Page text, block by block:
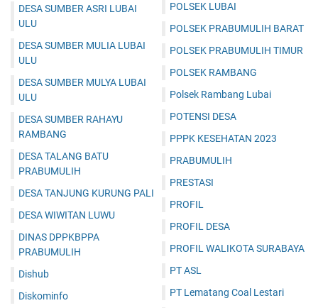
DESA SUMBER ASRI LUBAI
ULU
DESA SUMBER MULIA LUBAI
ULU
DESA SUMBER MULYA LUBAI
ULU
DESA SUMBER RAHAYU
RAMBANG
DESA TALANG BATU
PRABUMULIH
DESA TANJUNG KURUNG PALI
DESA WIWITAN LUWU
DINAS DPPKBPPA
PRABUMULIH
Dishub
Diskominfo
POLSEK LUBAI
POLSEK PRABUMULIH BARAT
POLSEK PRABUMULIH TIMUR
POLSEK RAMBANG
Polsek Rambang Lubai
POTENSI DESA
PPPK KESEHATAN 2023
PRABUMULIH
PRESTASI
PROFIL
PROFIL DESA
PROFIL WALIKOTA SURABAYA
PT ASL
PT Lematang Coal Lestari